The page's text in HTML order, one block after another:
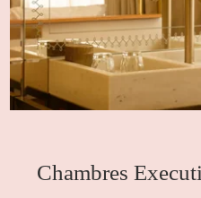
Chambres